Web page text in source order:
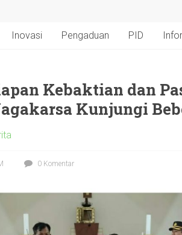
Inovasi Pengaduan PID
Kebaktian dan
Kunjungi
0 Komentar